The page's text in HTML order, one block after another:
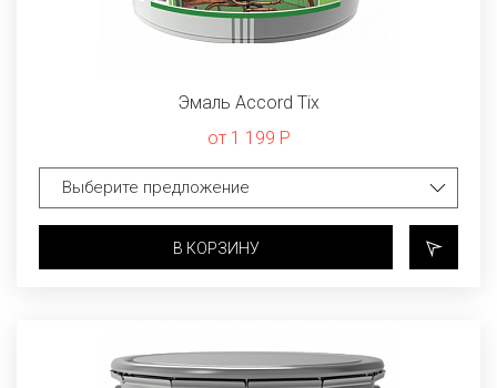
Эмаль Accord Tix
от 1 199 Р
В КОРЗИНУ